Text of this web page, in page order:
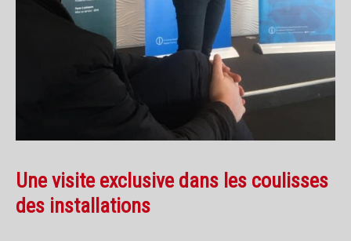
Une visite exclusive dans les coulisses
des installations